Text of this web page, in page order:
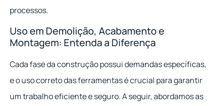
processos.
Uso em Demolição, Acabamento e
Montagem: Entenda a Diferença
Cada fase da construção possui demandas específicas,
e o uso correto das ferramentas é crucial para garantir
um trabalho eficiente e seguro. A seguir, abordamos as